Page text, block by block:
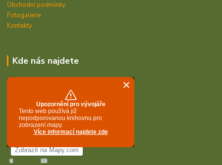
Obchodní podmínky
Fotogalerie
Kontakty
Kde nás najdete